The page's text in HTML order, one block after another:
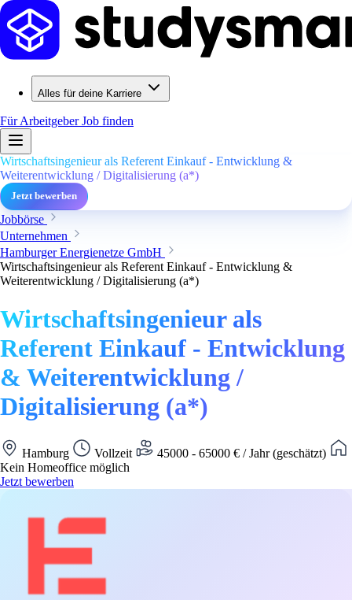
Alles für deine Karriere
Für ArbeitgeberJob finden
Wirtschaftsingenieur als Referent Einkauf - Entwicklung &
Weiterentwicklung / Digitalisierung (a*)
Jetzt bewerben
Jobbörse
Unternehmen
Hamburger Energienetze GmbH
Wirtschaftsingenieur als Referent Einkauf - Entwicklung &
Weiterentwicklung / Digitalisierung (a*)
Wirtschaftsingenieur als
Referent Einkauf - Entwicklung
& Weiterentwicklung /
Digitalisierung (a*)
Hamburg Vollzeit
45000 - 65000 € / Jahr (geschätzt)
Kein Homeoffice möglich
Jetzt bewerben